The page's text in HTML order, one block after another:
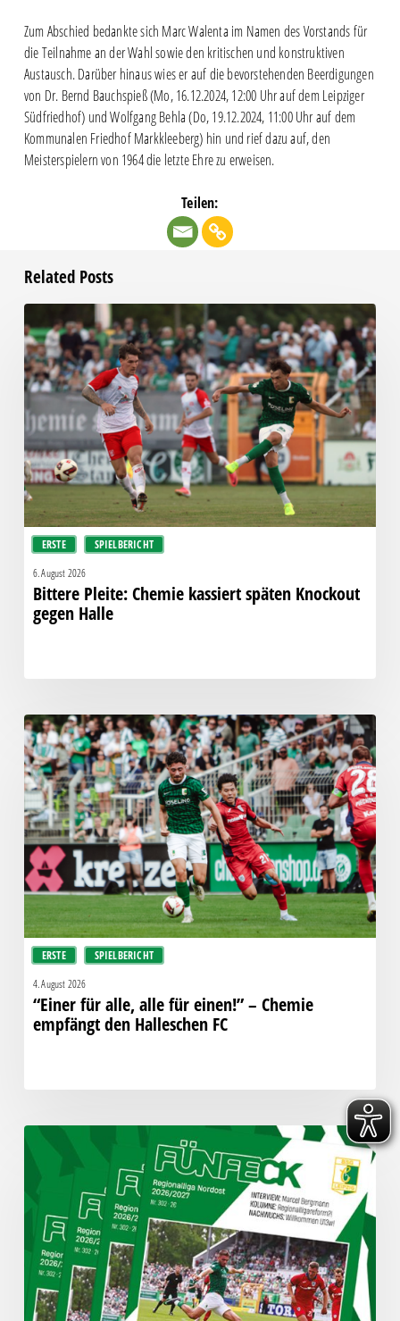
Zum Abschied bedankte sich Marc Walenta im Namen des Vorstands für
die Teilnahme an der Wahl sowie den kritischen und konstruktiven
Austausch. Darüber hinaus wies er auf die bevorstehenden Beerdigungen
von Dr. Bernd Bauchspieß (Mo, 16.12.2024, 12:00 Uhr auf dem Leipziger
Südfriedhof) und Wolfgang Behla (Do, 19.12.2024, 11:00 Uhr auf dem
Kommunalen Friedhof Markkleeberg) hin und rief dazu auf, den
Meisterspielern von 1964 die letzte Ehre zu erweisen.
Teilen:
Related Posts
ERSTE SPIELBERICHT
Pleite:
Chemie
kassiert
späten
Knockout
gegen
Halle
6. August 2026
Bittere Pleite: Chemie kassiert späten Knockout
gegen Halle
ERSTE SPIELBERICHT
“Einer
für
alle,
alle
für
einen!”
–
Chemie
empfängt
den
Halleschen
FC
4. August 2026
“Einer für alle, alle für einen!” – Chemie
empfängt den Halleschen FC
Fünfeck
Nr.
zum
Spiel
gegen
den
HFC